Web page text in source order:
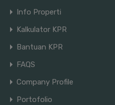
Info Properti
Kalkulator KPR
Bantuan KPR
FAQS
Company Profile
Portofolio